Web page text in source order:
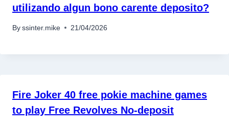
อุปกรณ์เครื่องใช้ภายในครัว
เครื่องกดน้ำร้อน
เครื่องปั่นผลไม้
utilizando algun bono carente deposito?
By ssinter.mike 21/04/2026
Fire Joker 40 free pokie machine games
to play Free Revolves No-deposit